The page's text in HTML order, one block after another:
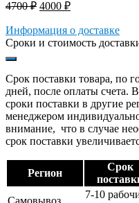
4700₽ Первоначальная
составляла
4700 ₽.
4000 ₽Текущая
4000 ₽.
Информация о доставке
Сроки и стоимость
Срок поставки товара, по
дней, после оплаты счета.
сроки поставки в другие
менеджером
внимание, что в случае
срок поставки
Регион
Срок
Самовывоз
7-10